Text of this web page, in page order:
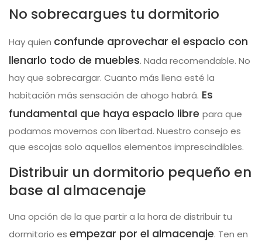
No sobrecargues tu dormitorio
Hay quien confunde aprovechar el espacio con
llenarlo todo de muebles. Nada recomendable. No
hay que sobrecargar. Cuanto más llena esté la
habitación más sensación de ahogo habrá. Es
fundamental que haya espacio libre para que
podamos movernos con libertad. Nuestro consejo es
que escojas solo aquellos elementos imprescindibles.
Distribuir un dormitorio pequeño en
base al almacenaje
Una opción de la que partir a la hora de distribuir tu
dormitorio es empezar por el almacenaje. Ten en